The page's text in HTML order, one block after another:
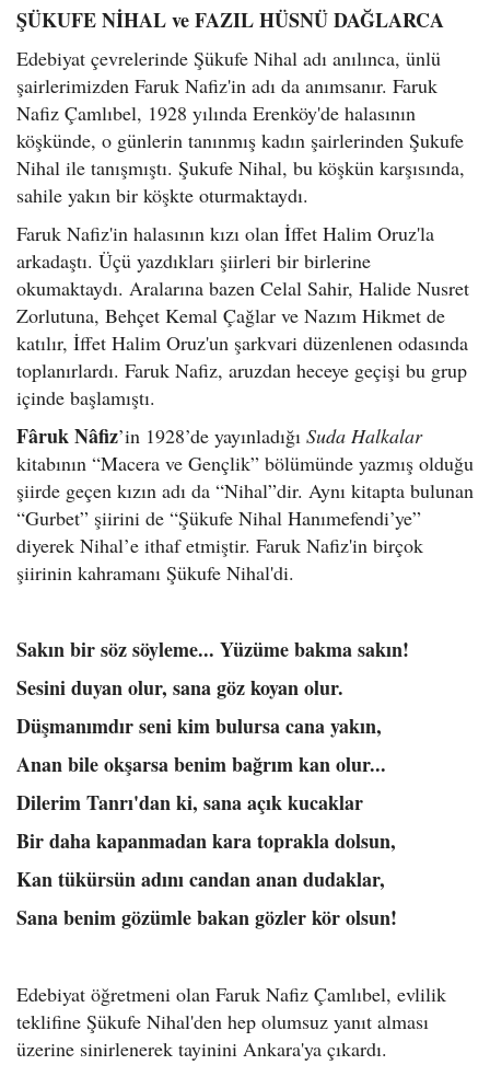
ŞÜKUFE NİHAL ve FAZIL HÜSNÜ DAĞLARCA
Edebiyat çevrelerinde Şükufe Nihal adı anılınca, ünlü
şairlerimizden Faruk Nafiz'in adı da anımsanır. Faruk
Nafiz Çamlıbel, 1928 yılında Erenköy'de halasının
köşkünde, o günlerin tanınmış kadın şairlerinden Şukufe
Nihal ile tanışmıştı. Şukufe Nihal, bu köşkün karşısında,
sahile yakın bir köşkte oturmaktaydı.
Faruk Nafiz'in halasının kızı olan İffet Halim Oruz'la
arkadaştı. Üçü yazdıkları şiirleri bir birlerine
okumaktaydı. Aralarına bazen Celal Sahir, Halide Nusret
Zorlutuna, Behçet Kemal Çağlar ve Nazım Hikmet de
katılır, İffet Halim Oruz'un şarkvari düzenlenen odasında
toplanırlardı. Faruk Nafiz, aruzdan heceye geçişi bu grup
içinde başlamıştı.
Fâruk Nâfiz’in 1928’de yayınladığı Suda Halkalar
kitabının “Macera ve Gençlik” bölümünde yazmış olduğu
şiirde geçen kızın adı da “Nihal”dir. Aynı kitapta bulunan
“Gurbet” şiirini de “Şükufe Nihal Hanımefendi’ye”
diyerek Nihal’e ithaf etmiştir. Faruk Nafiz'in birçok
şiirinin kahramanı Şükufe Nihal'di.
Sakın bir söz söyleme... Yüzüme bakma sakın!
Sesini duyan olur, sana göz koyan olur.
Düşmanımdır seni kim bulursa cana yakın,
Anan bile okşarsa benim bağrım kan olur...
Dilerim Tanrı'dan ki, sana açık kucaklar
Bir daha kapanmadan kara toprakla dolsun,
Kan tükürsün adını candan anan dudaklar,
Sana benim gözümle bakan gözler kör olsun!
Edebiyat öğretmeni olan Faruk Nafiz Çamlıbel, evlilik
teklifine Şükufe Nihal'den hep olumsuz yanıt alması
üzerine sinirlenerek tayinini Ankara'ya çıkardı.